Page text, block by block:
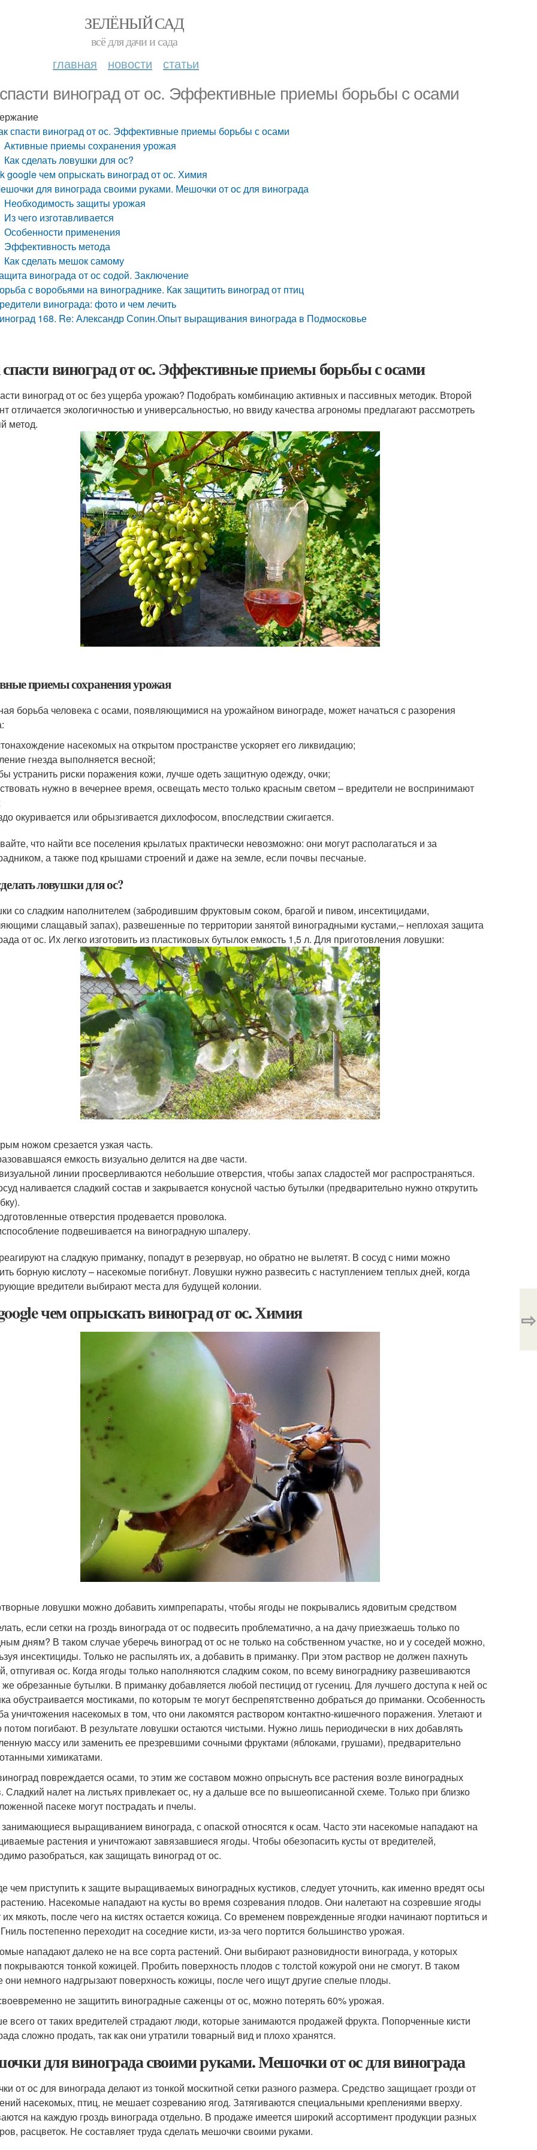
ЗЕЛЁНЫЙ САД
всё для дачи и сада
главная новости статьи
виноград от ос. Эффективные приемы борьбы с осами
спасти виноград от ос. Эффективные приемы борьбы с осами
Активные приемы сохранения урожая
Как сделать ловушки для ос?
google чем опрыскать виноград от ос. Химия
для винограда своими руками. Мешочки от ос для винограда
Необходимость защиты урожая
Из чего изготавливается
Особенности применения
Эффективность метода
Как сделать мешок самому
винограда от ос содой. Заключение
с воробьями на винограднике. Как защитить виноград от птиц
винограда: фото и чем лечить
168. Re: Александр Сопин.Опыт выращивания винограда в Подмосковье
виноград от ос. Эффективные приемы борьбы с осами
виноград от ос без ущерба урожаю? Подобрать комбинацию активных и пассивных методик. Второй
отличается экологичностью и универсальностью, но ввиду качества агрономы предлагают рассмотреть
метод.
приемы сохранения урожая
борьба человека с осами, появляющимися на урожайном винограде, может начаться с разорения
насекомых на открытом пространстве ускоряет его ликвидацию;
гнезда выполняется весной;
устранить риски поражения кожи, лучше одеть защитную одежду, очки;
нужно в вечернее время, освещать место только красным светом – вредители не воспринимают
окуривается или обрызгивается дихлофосом, впоследствии сжигается.
что найти все поселения крылатых практически невозможно: они могут располагаться и за
а также под крышами строений и даже на земле, если почвы песчаные.
ловушки для ос?
со сладким наполнителем (забродившим фруктовым соком, брагой и пивом, инсектицидами,
слащавый запах), развешенные по территории занятой виноградными кустами,– неплохая защита
от ос. Их легко изготовить из пластиковых бутылок емкость 1,5 л. Для приготовления ловушки:
ножом срезается узкая часть.
емкость визуально делится на две части.
линии просверливаются небольшие отверстия, чтобы запах сладостей мог распространяться.
наливается сладкий состав и закрывается конусной частью бутылки (предварительно нужно открутить
отверстия продевается проволока.
подвешивается на виноградную шпалеру.
на сладкую приманку, попадут в резервуар, но обратно не вылетят. В сосуд с ними можно
борную кислоту – насекомые погибнут. Ловушки нужно развесить с наступлением теплых дней, когда
вредители выбирают места для будущей колонии.
чем опрыскать виноград от ос. Химия
ловушки можно добавить химпрепараты, чтобы ягоды не покрывались ядовитым средством
если сетки на гроздь винограда от ос подвесить проблематично, а на дачу приезжаешь только по
дням? В таком случае уберечь виноград от ос не только на собственном участке, но и у соседей можно,
инсектициды. Только не распылять их, а добавить в приманку. При этом раствор не должен пахнуть
отпугивая ос. Когда ягоды только наполняются сладким соком, по всему винограднику развешиваются
же обрезанные бутылки. В приманку добавляется любой пестицид от гусениц. Для лучшего доступа к ней ос
обустраивается мостиками, по которым те могут беспрепятственно добраться до приманки. Особенность
уничтожения насекомых в том, что они лакомятся раствором контактно-кишечного поражения. Улетают и
потом погибают. В результате ловушки остаются чистыми. Нужно лишь периодически в них добавлять
массу или заменить ее презревшими сочными фруктами (яблоками, грушами), предварительно
химикатами.
повреждается осами, то этим же составом можно опрыснуть все растения возле виноградных
Сладкий налет на листьях привлекает ос, ну а дальше все по вышеописанной схеме. Только при близко
пасеке могут пострадать и пчелы.
выращиванием винограда, с опаской относятся к осам. Часто эти насекомые нападают на
растения и уничтожают завязавшиеся ягоды. Чтобы обезопасить кусты от вредителей,
разобраться, как защищать виноград от ос.
чем приступить к защите выращиваемых виноградных кустиков, следует уточнить, как именно вредят осы
Насекомые нападают на кусты во время созревания плодов. Они налетают на созревшие ягоды
их мякоть, после чего на кистях остается кожица. Со временем поврежденные ягодки начинают портиться и
Гниль постепенно переходит на соседние кисти, из-за чего портится большинство урожая.
нападают далеко не на все сорта растений. Они выбирают разновидности винограда, у которых
покрываются тонкой кожицей. Пробить поверхность плодов с толстой кожурой они не смогут. В таком
они немного надгрызают поверхность кожицы, после чего ищут другие спелые плоды.
не защитить виноградные саженцы от ос, можно потерять 60% урожая.
всего от таких вредителей страдают люди, которые занимаются продажей фрукта. Попорченные кисти
сложно продать, так как они утратили товарный вид и плохо хранятся.
для винограда своими руками. Мешочки от ос для винограда
от ос для винограда делают из тонкой москитной сетки разного размера. Средство защищает грозди от
насекомых, птиц, не мешает созреванию ягод. Затягиваются специальными креплениями вверху.
на каждую гроздь винограда отдельно. В продаже имеется широкий ассортимент продукции разных
расцветок. Не составляет труда сделать мешочки своими руками.
⇨